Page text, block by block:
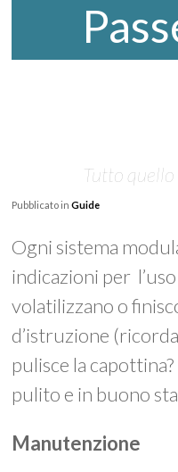
Tutto
Pubblicato inGuide
Ogni sistema
indicazioni per
volatilizzano o
d’istruzione
pulisce la
pulito e in buono
Manutenzione